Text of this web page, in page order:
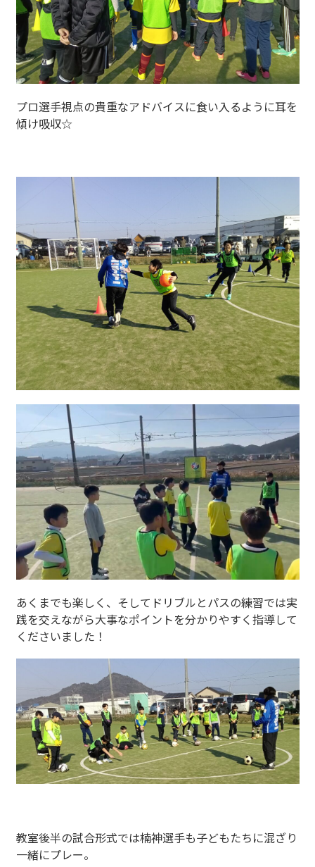
プロ選手視点の貴重なアドバイスに食い入るように耳を
傾け吸収☆
あくまでも楽しく、そしてドリブルとパスの練習では実
践を交えながら大事なポイントを分かりやすく指導して
くださいました！
教室後半の試合形式では楠神選手も子どもたちに混ざり
一緒にプレー。